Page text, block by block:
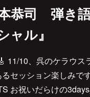
恭司 弾き
ル』
11/10、呉のケラウス
セッション楽しみで
お祝いだらけの